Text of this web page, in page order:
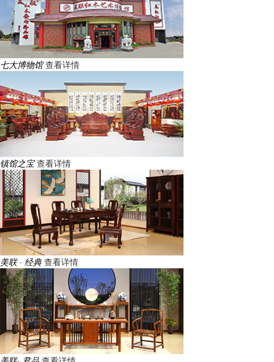
七大博物馆 查看详情
镇馆之宝 查看详情
美联 · 经典 查看详情